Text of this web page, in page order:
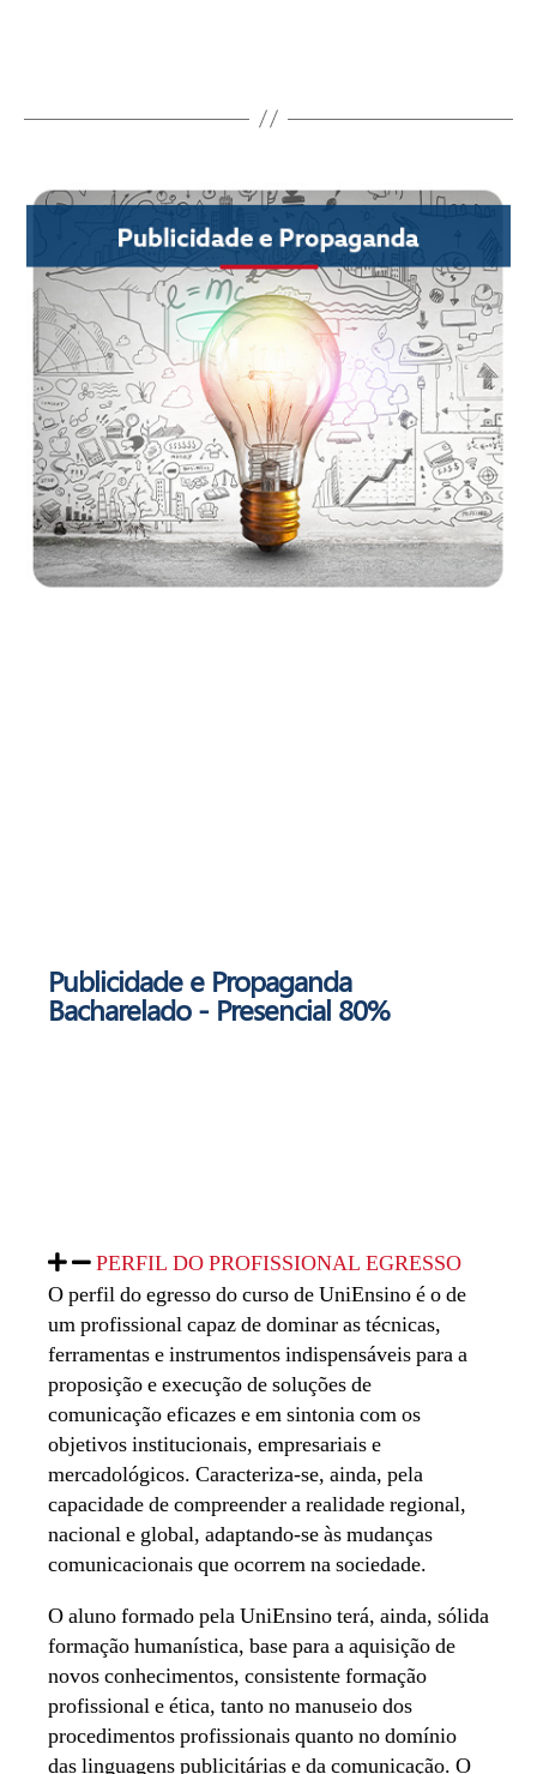
Publicidade e Propaganda
Bacharelado - Presencial 80%
PERFIL DO PROFISSIONAL EGRESSO
O perfil do egresso do curso de UniEnsino é o de
um profissional capaz de dominar as técnicas,
ferramentas e instrumentos indispensáveis para a
proposição e execução de soluções de
comunicação eficazes e em sintonia com os
objetivos institucionais, empresariais e
mercadológicos. Caracteriza-se, ainda, pela
capacidade de compreender a realidade regional,
nacional e global, adaptando-se às mudanças
comunicacionais que ocorrem na sociedade.
O aluno formado pela UniEnsino terá, ainda, sólida
formação humanística, base para a aquisição de
novos conhecimentos, consistente formação
profissional e ética, tanto no manuseio dos
procedimentos profissionais quanto no domínio
das linguagens publicitárias e da comunicação. O